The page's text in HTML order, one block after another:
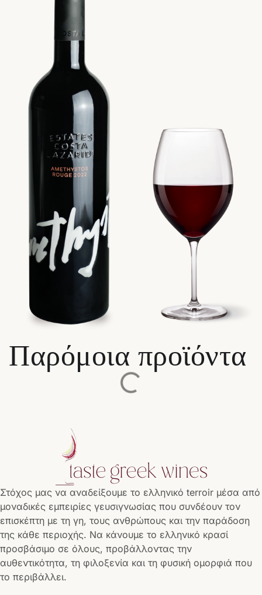
Παρόμοια προϊόντα
Στόχος μας να αναδείξουμε το ελληνικό terroir μέσα από
μοναδικές εμπειρίες γευσιγνωσίας που συνδέουν τον
επισκέπτη με τη γη, τους ανθρώπους και την παράδοση
της κάθε περιοχής. Να κάνουμε το ελληνικό κρασί
προσβάσιμο σε όλους, προβάλλοντας την
αυθεντικότητα, τη φιλοξενία και τη φυσική ομορφιά που
το περιβάλλει.